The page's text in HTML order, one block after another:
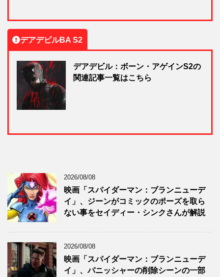
デアデビルBA S2
デアデビル：ボーン・アゲインS2の
関連記事一覧はこちら
2026/08/08
映画「スパイダーマン：ブランニューデ
イ」、ジーンがコミックのポーズを取ら
ない事をセイディー・シンクさんが解説
2026/08/08
映画「スパイダーマン：ブランニューデ
イ」、パニッシャーの削除シーンの一部